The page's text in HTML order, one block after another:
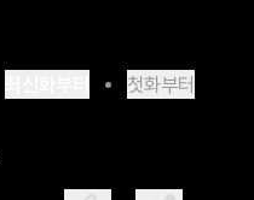
첫화부터